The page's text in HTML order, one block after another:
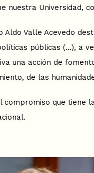
nuestra Universidad,
Aldo Valle Acevedo
públicas (…), a
una acción de
de las
que tiene